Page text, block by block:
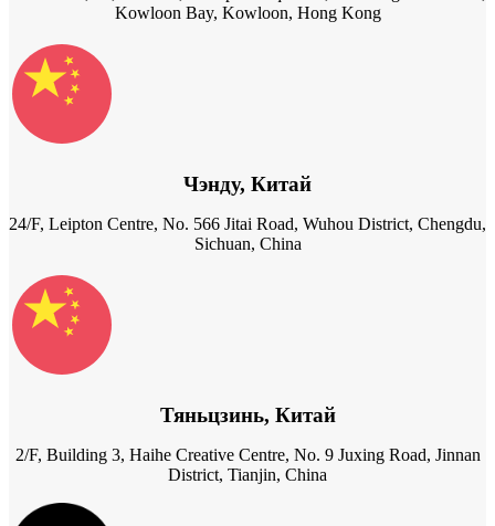
Kowloon Bay, Kowloon, Hong Kong
Чэнду, Китай
24/F, Leipton Centre, No. 566 Jitai Road, Wuhou District, Chengdu,
Sichuan, China
Тяньцзинь, Китай
2/F, Building 3, Haihe Creative Centre, No. 9 Juxing Road, Jinnan
District, Tianjin, China